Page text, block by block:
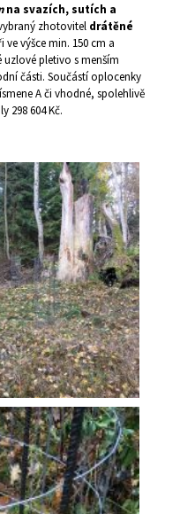
na svazích, sutích a
zhotovitel drátěné
výšce min. 150 cm a
uzlové pletivo s menším
části. Součástí oplocenky
A či vhodné, spolehlivě
298 604 Kč.